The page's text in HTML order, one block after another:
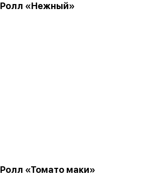
Ролл «Нежный»
Ролл «Томато маки»